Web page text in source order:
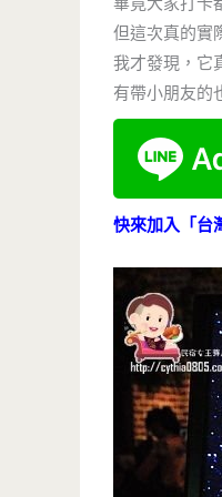
但這次真的實
我才發現，它
有帶小朋友的
快來加入「台